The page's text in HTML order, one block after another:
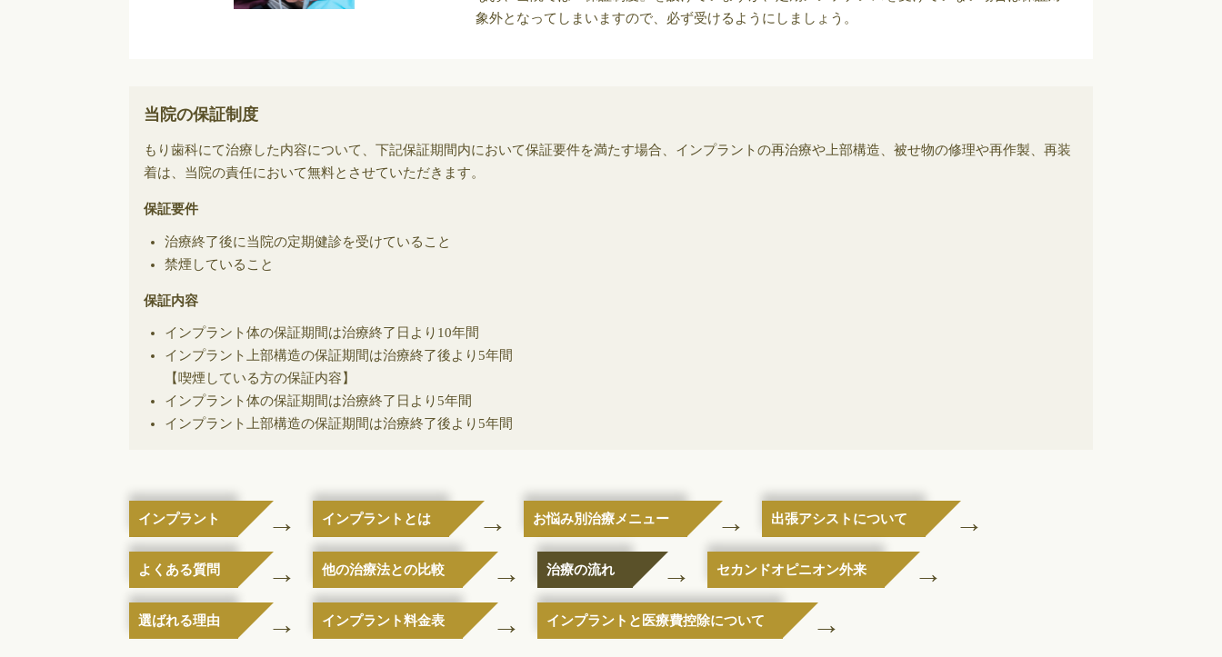
象外となってしまいますので、必ず受けるようにしましょう。
当院の保証制度
もり歯科にて治療した内容について、下記保証期間内において保証要件を満たす場合、インプラントの再治療や上部構造、被せ物の修理や再作製、再装
着は、当院の責任において無料とさせていただきます。
保証要件
治療終了後に当院の定期健診を受けていること
禁煙していること
保証内容
インプラント体の保証期間は治療終了日より10年間
インプラント上部構造の保証期間は治療終了後より5年間
【喫煙している方の保証内容】
インプラント体の保証期間は治療終了日より5年間
インプラント上部構造の保証期間は治療終了後より5年間
インプラント インプラントとは お悩み別治療メニュー 出張アシストについて
よくある質問 他の治療法との比較 治療の流れ セカンドオピニオン外来
選ばれる理由 インプラント料金表 インプラントと医療費控除について